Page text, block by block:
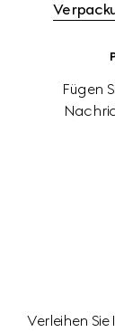
Fügen
Verleihen